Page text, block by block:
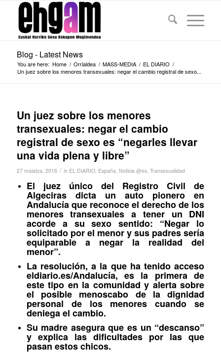
Blog - Latest News
You are here: Home / Orrialdea / MASS-MEDIA / EL DIARIO /
Un juez sobre los menores transexuales: negar el cambio registral de sexo...
Un juez sobre los menores
transexuales: negar el cambio
registral de sexo es “negarles llevar
una vida plena y libre”
27 maiatza, 2016 / in EL DIARIO, España, Noticia @es, Transexualidad
El juez único del Registro Civil de
Algeciras dicta un auto pionero en
Andalucía que reconoce el derecho de los
menores transexuales a tener un DNI
acorde a su sexo sentido: “Negar lo
solicitado por el menor y sus padres sería
equiparable a negar la realidad del
menor”.
La resolución, a la que ha tenido acceso
eldiario.es/Andalucía, es la primera de
este tipo en la comunidad y alerta sobre
el posible menoscabo de la dignidad
personal de los menores cuando se
deniega el cambio.
Su madre asegura que es un “descanso”
y explica las dificultades por las que
pasan estos chicos.